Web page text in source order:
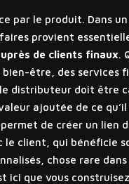
par le produit. Dans un
provient
de clients finaux.
bien-être, des services
distributeur doit être
ajoutée de ce qu’il
de créer un lien
le client, qui bénéficie
chose rare
ici que vous